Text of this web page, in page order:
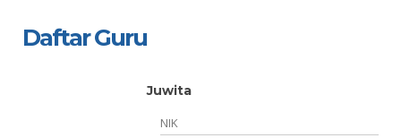
Daftar Guru
Juwita
NIK